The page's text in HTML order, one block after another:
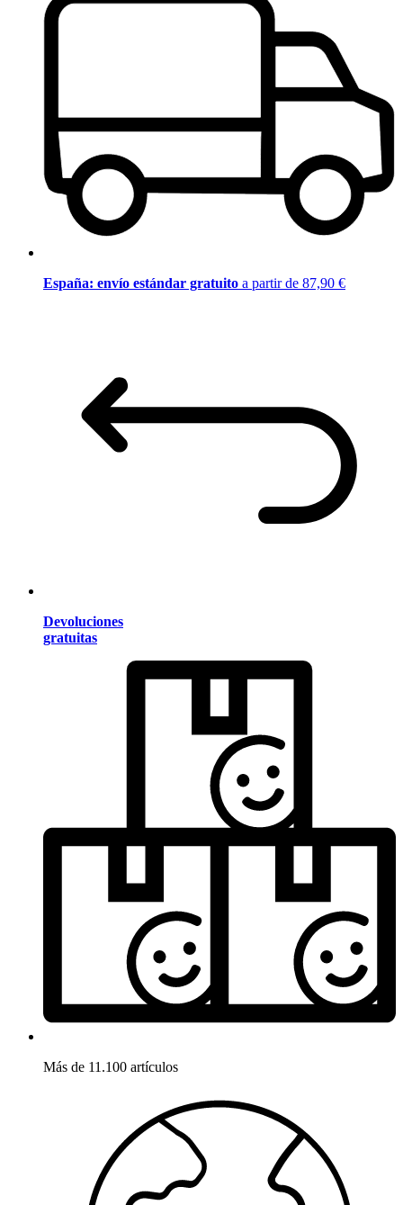
España: envío estándar gratuito a partir de 87,90 €
Devoluciones
gratuitas
Más de 11.100 artículos